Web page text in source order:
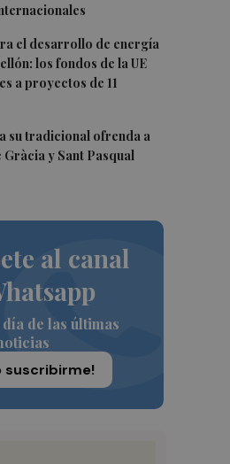
el desarrollo de energía
los fondos de la UE
a proyectos de 11
su tradicional ofrenda a
y Sant Pasqual
al canal
de las últimas
suscribirme!